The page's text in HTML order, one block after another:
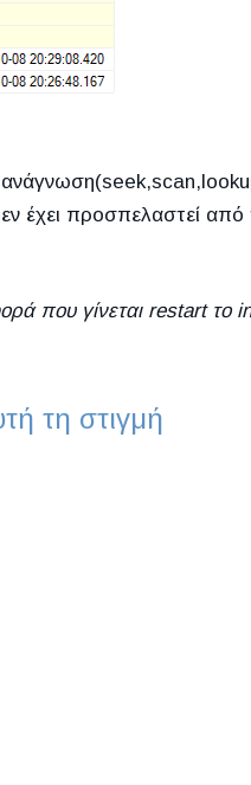
έχει προσπελαστεί από
που γίνεται restart το
τη στιγμή